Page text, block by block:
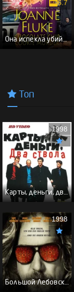
Она испекла убийство: Загадка шоколадного печенья
6.7
Топ
Карты, деньги, два ствола - (Перевод Гоблина)
1998
Большой Лебовски - (Перевод Гоблина)
1998